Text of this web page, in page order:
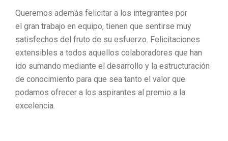
Queremos además felicitar a los integrantes por
el gran trabajo en equipo, tienen que sentirse muy
satisfechos del fruto de su esfuerzo. Felicitaciones
extensibles a todos aquellos colaboradores que han
ido sumando mediante el desarrollo y la estructuración
de conocimiento para que sea tanto el valor que
podamos ofrecer a los aspirantes al premio a la
excelencia.